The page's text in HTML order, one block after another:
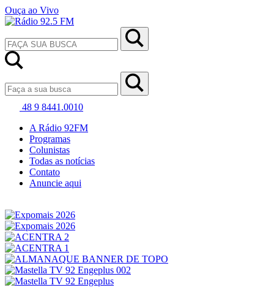
Ouça ao Vivo
48 9 8441.0010
A Rádio 92FM
Programas
Colunistas
Todas as notícias
Contato
Anuncie aqui